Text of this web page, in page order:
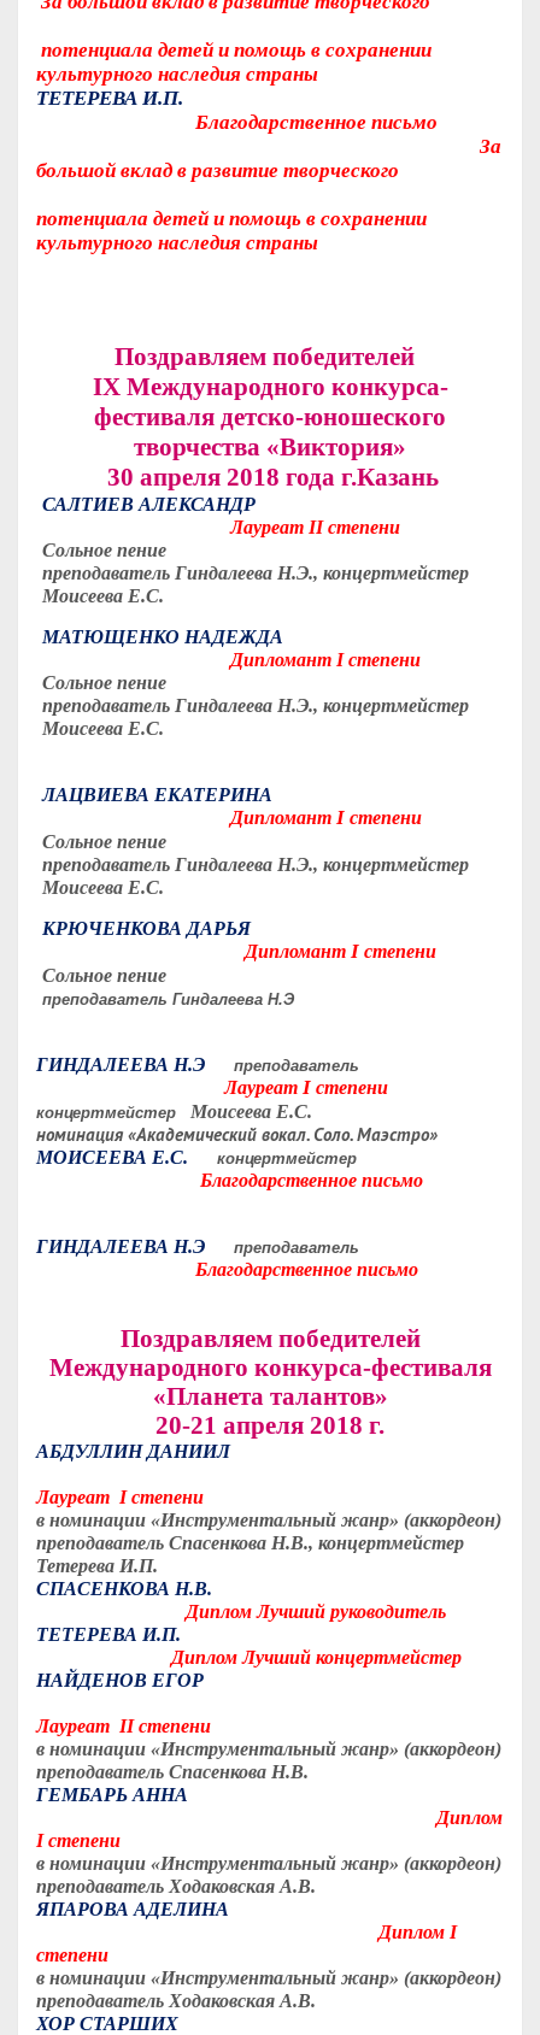
потенциала детей и помощь в сохранении
культурного наследия страны
ТЕТЕРЕВА И.П.
Благодарственное письмо
За
большой вклад в развитие творческого
потенциала детей и помощь в сохранении
культурного наследия страны
Поздравляем победителей
IXМеждународного конкурса-
фестиваля детско-юношеского
творчества «Виктория»
30 апреля 2018 года г.Казань
САЛТИЕВ АЛЕКСАНДР
Лауреат II степени
Сольное пение
преподаватель Гиндалеева Н.Э., концертмейстер
Моисеева Е.С.
МАТЮЩЕНКО НАДЕЖДА
Дипломант I степени
Сольное пение
преподаватель Гиндалеева Н.Э., концертмейстер
Моисеева Е.С.
ЛАЦВИЕВА ЕКАТЕРИНА
Дипломант I степени
Сольное пение
преподаватель Гиндалеева Н.Э., концертмейстер
Моисеева Е.С.
КРЮЧЕНКОВА ДАРЬЯ
Дипломант I степени
Сольное пение
преподаватель Гиндалеева Н.Э
ГИНДАЛЕЕВА Н.Э преподаватель
Лауреат I степени
концертмейстер Моисеева Е.С.
номинация «Академический вокал. Соло. Маэстро»
МОИСЕЕВА Е.С. концертмейстер
Благодарственное письмо
ГИНДАЛЕЕВА Н.Э преподаватель
Благодарственное письмо
Поздравляем победителей
Международного конкурса-фестиваля
«Планета талантов»
20-21 апреля 2018 г.
АБДУЛЛИН ДАНИИЛ
Лауреат I степени
в номинации «Инструментальный жанр» (аккордеон)
преподаватель Спасенкова Н.В., концертмейстер
Тетерева И.П.
СПАСЕНКОВА Н.В.
Диплом Лучший руководитель
ТЕТЕРЕВА И.П.
Диплом Лучший концертмейстер
НАЙДЕНОВ ЕГОР
Лауреат II степени
в номинации «Инструментальный жанр» (аккордеон)
преподаватель Спасенкова Н.В.
ГЕМБАРЬ АННА
Диплом
I степени
в номинации «Инструментальный жанр» (аккордеон)
преподаватель Ходаковская А.В.
ЯПАРОВА АДЕЛИНА
Диплом I
степени
в номинации «Инструментальный жанр» (аккордеон)
преподаватель Ходаковская А.В.
ХОР СТАРШИХ